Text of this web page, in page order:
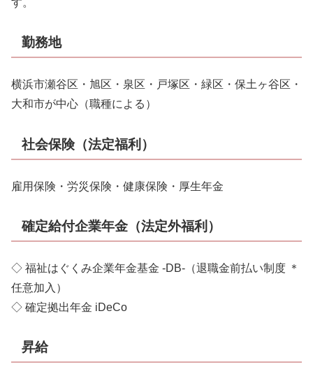
す。
勤務地
横浜市瀬谷区・旭区・泉区・戸塚区・緑区・保土ヶ谷区・
大和市が中心（職種による）
社会保険（法定福利）
雇用保険・労災保険・健康保険・厚生年金
確定給付企業年金（法定外福利）
◇ 福祉はぐくみ企業年金基金 -DB-（退職金前払い制度 ＊
任意加入）
◇ 確定拠出年金 iDeCo
昇給